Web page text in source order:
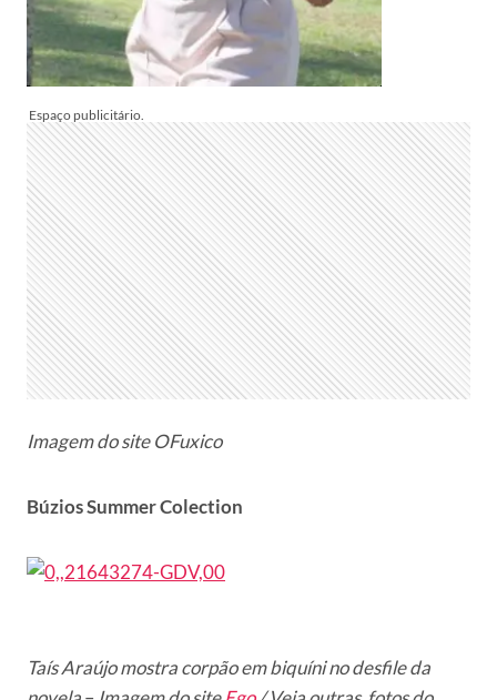
Imagem do site OFuxico
Búzios Summer Colection
Taís Araújo mostra corpão em biquíni no desfile da